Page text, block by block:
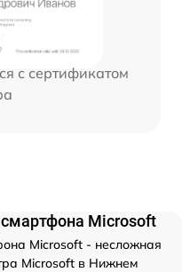
с сертификатом
Microsoft
Microsoft - несложная
Microsoft в Нижнем